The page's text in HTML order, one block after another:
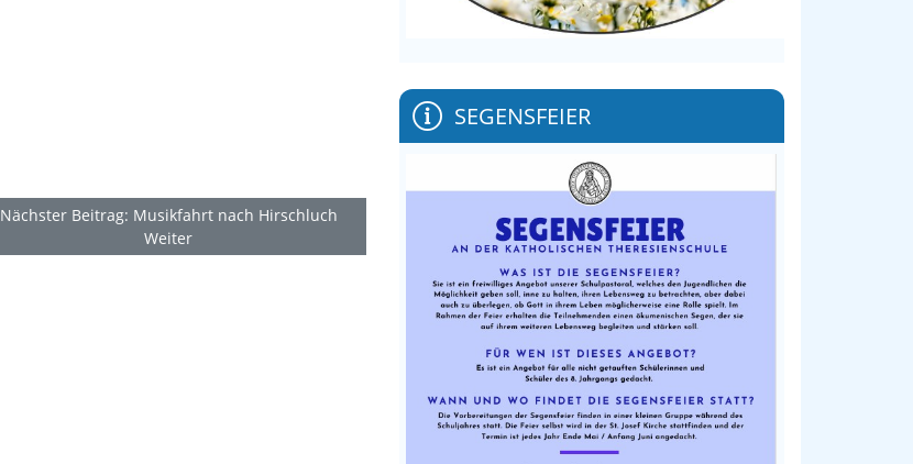
Nächster Beitrag: Musikfahrt nach Hirschluch
Weiter
SEGENSFEIER